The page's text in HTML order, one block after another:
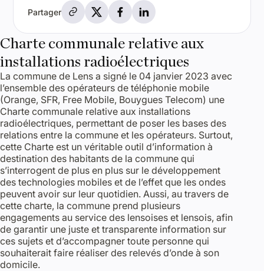
PartagerPartager par e-mail
Partager sur X
Partager sur Facebook
Partager sur LinkedIn
Charte communale relative aux
installations radioélectriques
La commune de Lens a signé le 04 janvier 2023 avec
l’ensemble des opérateurs de téléphonie mobile
(Orange, SFR, Free Mobile, Bouygues Telecom) une
Charte communale relative aux installations
radioélectriques, permettant de poser les bases des
relations entre la commune et les opérateurs. Surtout,
cette Charte est un véritable outil d’information à
destination des habitants de la commune qui
s’interrogent de plus en plus sur le développement
des technologies mobiles et de l’effet que les ondes
peuvent avoir sur leur quotidien. Aussi, au travers de
cette charte, la commune prend plusieurs
engagements au service des lensoises et lensois, afin
de garantir une juste et transparente information sur
ces sujets et d’accompagner toute personne qui
souhaiterait faire réaliser des relevés d’onde à son
domicile.